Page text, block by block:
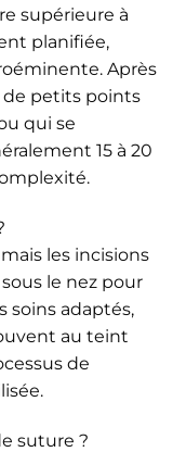
supérieure à
planifiée,
Après
de petits points
qui se
15 à 20
les incisions
le nez pour
soins adaptés,
au teint
de
suture ?